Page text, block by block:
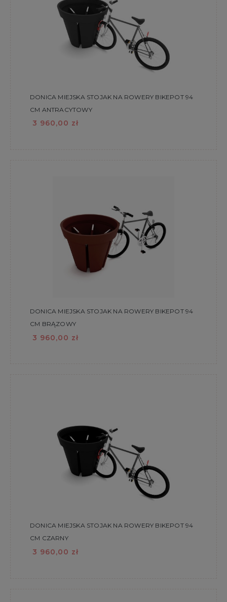
DONICA MIEJSKA STOJAK NA ROWERY BIKEPOT 94
CM ANTRACYTOWY
3 960,00 zł
DONICA MIEJSKA STOJAK NA ROWERY BIKEPOT 94
CM BRĄZOWY
3 960,00 zł
DONICA MIEJSKA STOJAK NA ROWERY BIKEPOT 94
CM CZARNY
3 960,00 zł